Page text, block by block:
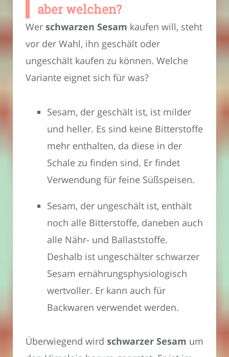
aber welchen?
Wer schwarzen Sesam kaufen will, steht
vor der Wahl, ihn geschält oder
ungeschält kaufen zu können. Welche
Variante eignet sich für was?
Sesam, der geschält ist, ist milder
und heller. Es sind keine Bitterstoffe
mehr enthalten, da diese in der
Schale zu finden sind. Er findet
Verwendung für feine Süßspeisen.
Sesam, der ungeschält ist, enthält
noch alle Bitterstoffe, daneben auch
alle Nähr- und Ballaststoffe.
Deshalb ist ungeschälter schwarzer
Sesam ernährungsphysiologisch
wertvoller. Er kann auch für
Backwaren verwendet werden.
Überwiegend wird schwarzer Sesam um